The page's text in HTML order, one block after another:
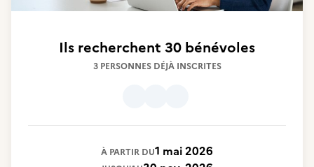
Ils recherchent 30 bénévoles
3 PERSONNES DÉJÀ INSCRITES
À PARTIR DU1 mai 2026